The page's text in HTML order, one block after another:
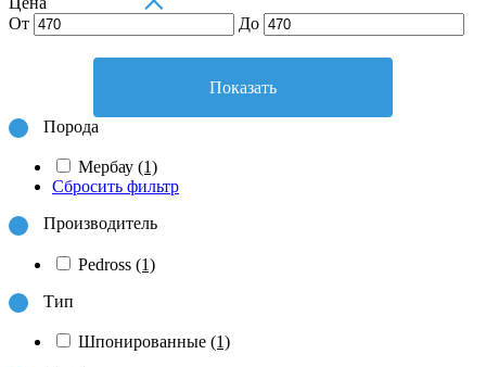
От
До
Показать
Порода
Мербау (1)
Сбросить фильтр
Производитель
Pedross (1)
Тип
Шпонированные (1)